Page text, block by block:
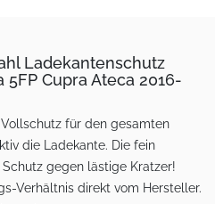
Ladekantenschutz
Cupra Ateca 2016-
für den gesamten
die Ladekante. Die fein
gegen lästige Kratzer!
Verhältnis direkt vom Hersteller.